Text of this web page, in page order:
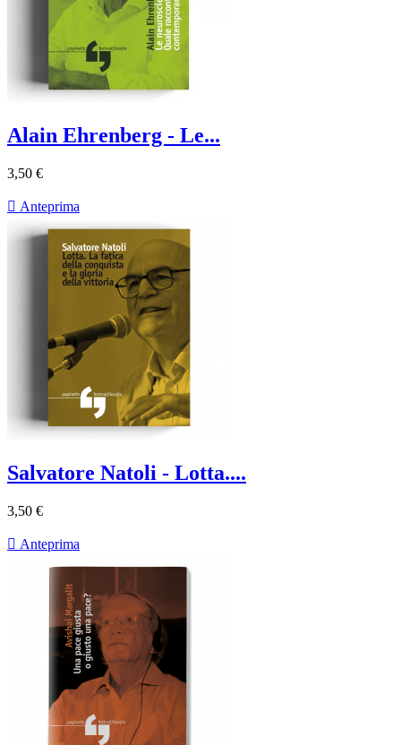
Alain Ehrenberg - Le...
3,50 €
 Anteprima
Salvatore Natoli - Lotta....
3,50 €
 Anteprima